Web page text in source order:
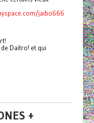
jaibo666
Daïtro! et qui
+